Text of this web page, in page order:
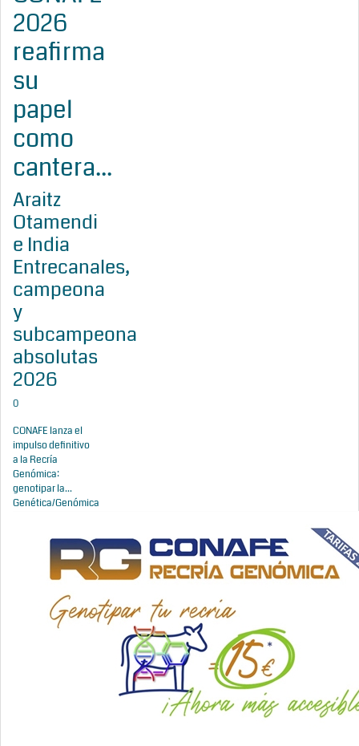
2026
reafirma
su
papel
como
cantera...
Araitz
Otamendi
e India
Entrecanales,
campeona
y
subcampeona
absolutas
2026
0
CONAFE lanza el
impulso definitivo
a la Recría
Genómica:
genotipar la...
Genética/Genómica